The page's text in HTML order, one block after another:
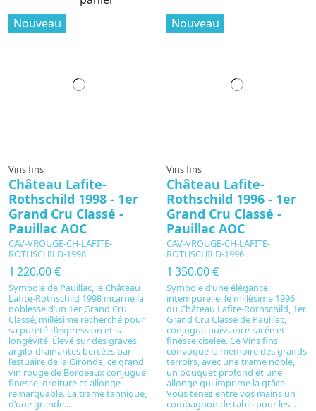
Nouveau
Vins fins
Château Lafite-
Rothschild 1998 - 1er
Grand Cru Classé -
Pauillac AOC
CAV-VROUGE-CH-LAFITE-
ROTHSCHILD-1998
1 220,00 €
Symbole de Pauillac, le Château
Lafite-Rothschild 1998 incarne la
noblesse d’un 1er Grand Cru
Classé, millésime recherché pour
sa pureté d’expression et sa
longévité. Élevé sur des graves
argilo-drainantes bercées par
l’estuaire de la Gironde, ce grand
vin rouge de Bordeaux conjugue
finesse, droiture et allonge
remarquable. La trame tannique,
d’une grande...
Nouveau
Vins fins
Château Lafite-
Rothschild 1996 - 1er
Grand Cru Classé -
Pauillac AOC
CAV-VROUGE-CH-LAFITE-
ROTHSCHILD-1996
1 350,00 €
Symbole d’une élégance
intemporelle, le millésime 1996
du Château Lafite-Rothschild, 1er
Grand Cru Classé de Pauillac,
conjugue puissance racée et
finesse ciselée. Ce Vins fins
convoque la mémoire des grands
terroirs, avec une trame noble,
un bouquet profond et une
allonge qui imprime la grâce.
Vous tenez entre vos mains un
compagnon de table pour les...